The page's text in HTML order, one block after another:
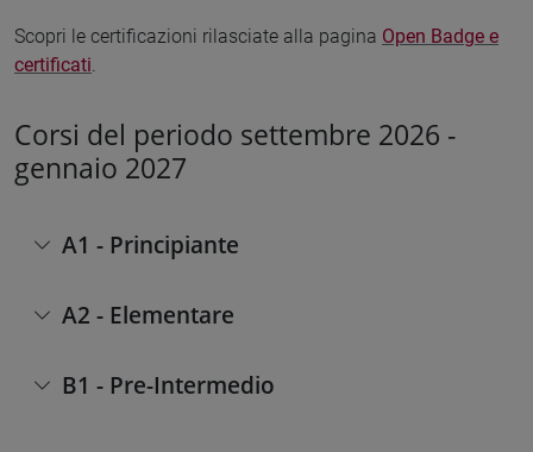
Scopri le certificazioni rilasciate alla pagina Open Badge e
certificati.
Corsi del periodo settembre 2026 -
gennaio 2027
A1 - Principiante
A2 - Elementare
B1 - Pre-Intermedio